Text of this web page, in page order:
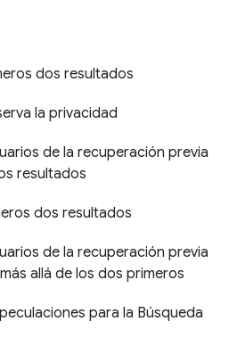
dos resultados
la privacidad
de la recuperación previa
resultados
dos resultados
de la recuperación previa
allá de los dos primeros
para la Búsqueda